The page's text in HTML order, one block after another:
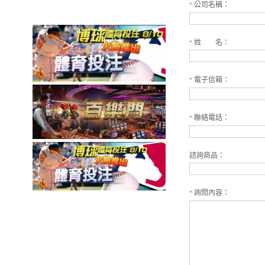
* 公司名稱：
* 姓 名：
* 電子信箱：
* 聯絡電話：
諮詢商品：
* 詢問內容：